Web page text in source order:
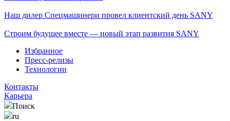
Наш дилер Спецмашинери провел клиентский день SANY
Строим будущее вместе — новый этап развития SANY
Избранное
Пресс-релизы
Технологии
Контакты
Карьера
Поиск
ru